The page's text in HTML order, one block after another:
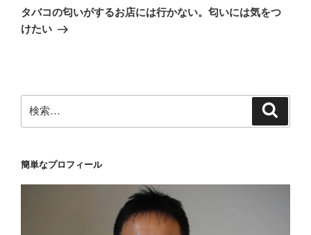
ー
シ
の
投
タバコの匂いがするお店には行かない。匂いには気をつ
けたい
索:
簡単なプロフィール